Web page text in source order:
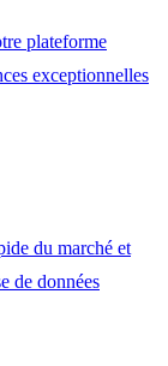
plateforme
exceptionnelles
du marché et
de données